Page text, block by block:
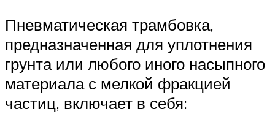
Пневматическая трамбовка,
предназначенная для уплотнения
грунта или любого иного насыпного
материала с мелкой фракцией
частиц, включает в себя: